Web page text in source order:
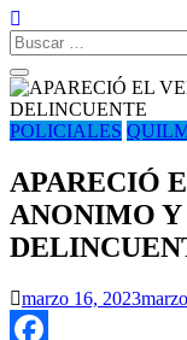
Buscar:
POLICIALES
APARECIÓ
ANONIMO
marzo 16, 2023